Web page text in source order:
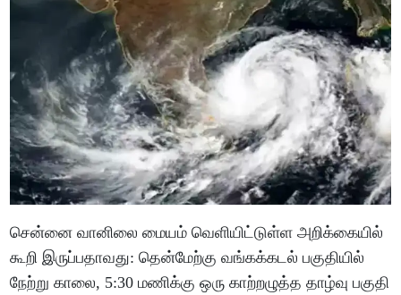
சென்னை வானிலை மையம் வெளியிட்டுள்ள அறிக்கையில்
கூறி இருப்பதாவது: தென்மேற்கு வங்கக்கடல் பகுதியில்
நேற்று காலை, 5:30 மணிக்கு ஒரு காற்றழுத்த தாழ்வு பகுதி